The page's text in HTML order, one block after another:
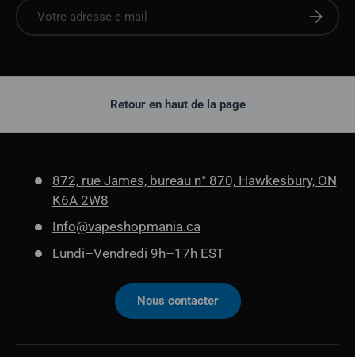
E-mail
Retour en haut de la page
872, rue James, bureau n° 870, Hawkesbury, ON
K6A 2W8
Info@vapeshopmania.ca
Lundi–Vendredi 9h–17h EST
Nous contacter